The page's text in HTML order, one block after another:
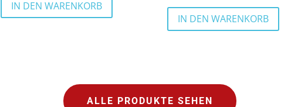
IN DEN WARENKORB
IN DEN WARENKORB
ALLE PRODUKTE SEHEN